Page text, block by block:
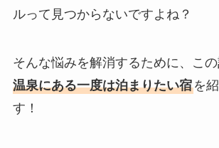
ルって見つからないですよね？
そんな悩みを解消するために、こ
温泉にある一度は泊まりたい宿を
す！